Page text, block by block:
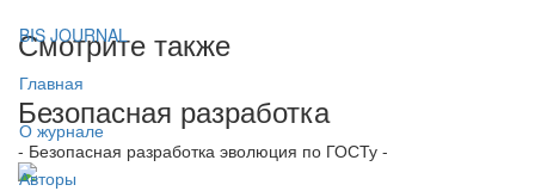
BIS JOURNAL
Главная
О журнале
Авторы
Смотрите также
Безопасная разработка
- Безопасная разработка эволюция по ГОСТу -